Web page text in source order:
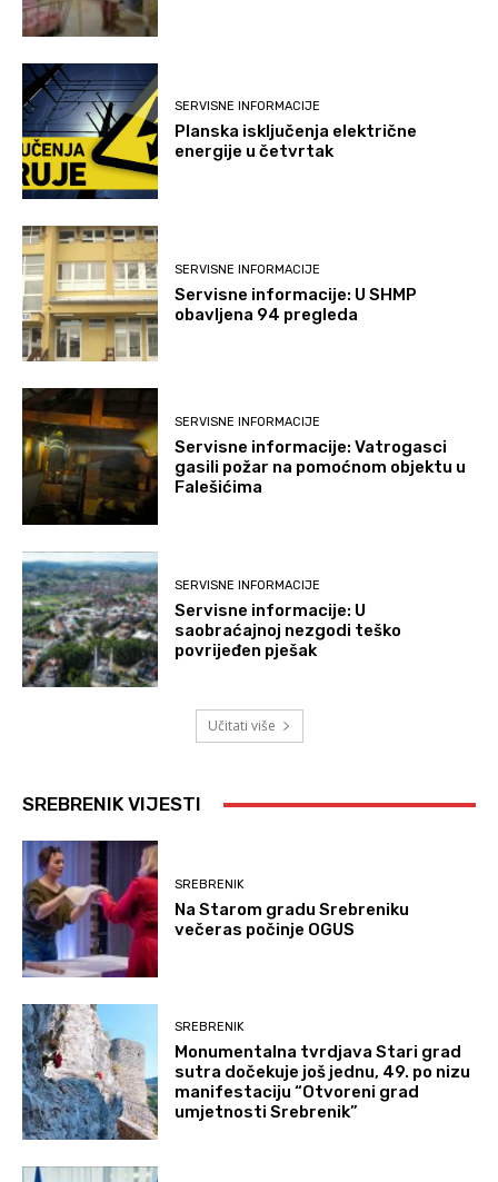
SERVISNE INFORMACIJE
Planska isključenja električne
energije u četvrtak
SERVISNE INFORMACIJE
Servisne informacije: U SHMP
obavljena 94 pregleda
SERVISNE INFORMACIJE
Servisne informacije: Vatrogasci
gasili požar na pomoćnom objektu u
Falešićima
SERVISNE INFORMACIJE
Servisne informacije: U
saobraćajnoj nezgodi teško
povrijeđen pješak
Učitati više
SREBRENIK VIJESTI
SREBRENIK
Na Starom gradu Srebreniku
večeras počinje OGUS
SREBRENIK
Monumentalna tvrdjava Stari grad
sutra dočekuje još jednu, 49. po nizu
manifestaciju “Otvoreni grad
umjetnosti Srebrenik”